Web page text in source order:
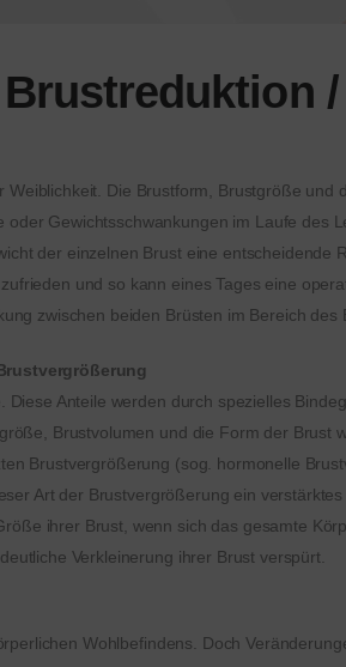
Die Brustform, Brustgröße
Gewichtsschwankungen im Laufe des
der einzelnen Brust eine entscheidende
und so kann eines Tages eine
zwischen beiden Brüsten im Bereich des
Anteile werden durch spezielles
Brustvolumen und die Form der Brust
Brustvergrößerung (sog. hormonelle
Art der Brustvergrößerung ein
ihrer Brust, wenn sich das gesamte
Verkleinerung ihrer Brust verspürt.
Wohlbefindens. Doch